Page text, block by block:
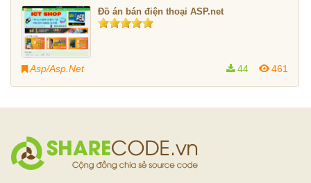
Đồ án bán điện thoại ASP.net
Asp/Asp.Net 461
44